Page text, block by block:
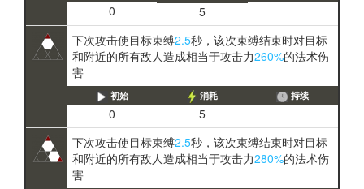
0 5
下次攻击使目标束缚2.5秒，该次束缚结束时对目标
和附近的所有敌人造成相当于攻击力260%的法术伤
害
初始
0
消耗
5
持续
下次攻击使目标束缚2.5秒，该次束缚结束时对目标
和附近的所有敌人造成相当于攻击力280%的法术伤
害